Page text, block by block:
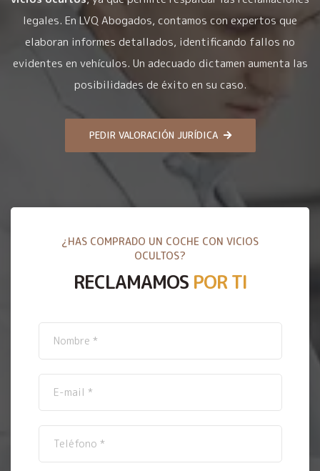
legales. En LVQ Abogados, contamos con expertos que
elaboran informes detallados, identificando fallos no
evidentes en vehículos. Un adecuado dictamen aumenta las
posibilidades de éxito en su caso.
PEDIR VALORACIÓN JURÍDICA
¿HAS COMPRADO UN COCHE CON VICIOS
OCULTOS?
RECLAMAMOS POR TI